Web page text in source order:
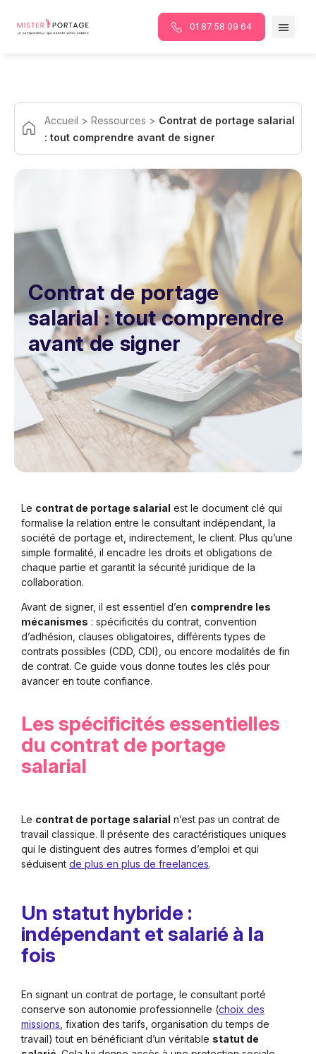
01 87 58 09 64
Accueil > Ressources > Contrat de portage salarial
: tout comprendre avant de signer
Contrat de portage
salarial : tout comprendre
avant de signer
Le contrat de portage salarial est le document clé qui
formalise la relation entre le consultant indépendant, la
société de portage et, indirectement, le client. Plus qu’une
simple formalité, il encadre les droits et obligations de
chaque partie et garantit la sécurité juridique de la
collaboration.
Avant de signer, il est essentiel d’en comprendre les
mécanismes : spécificités du contrat, convention
d’adhésion, clauses obligatoires, différents types de
contrats possibles (CDD, CDI), ou encore modalités de fin
de contrat. Ce guide vous donne toutes les clés pour
avancer en toute confiance.
Les spécificités essentielles
du contrat de portage
salarial
Le contrat de portage salarial n’est pas un contrat de
travail classique. Il présente des caractéristiques uniques
qui le distinguent des autres formes d’emploi et qui
séduisent de plus en plus de freelances.
Un statut hybride :
indépendant et salarié à la
fois
En signant un contrat de portage, le consultant porté
conserve son autonomie professionnelle (choix des
missions , fixation des tarifs, organisation du temps de
travail) tout en bénéficiant d’un véritable statut de